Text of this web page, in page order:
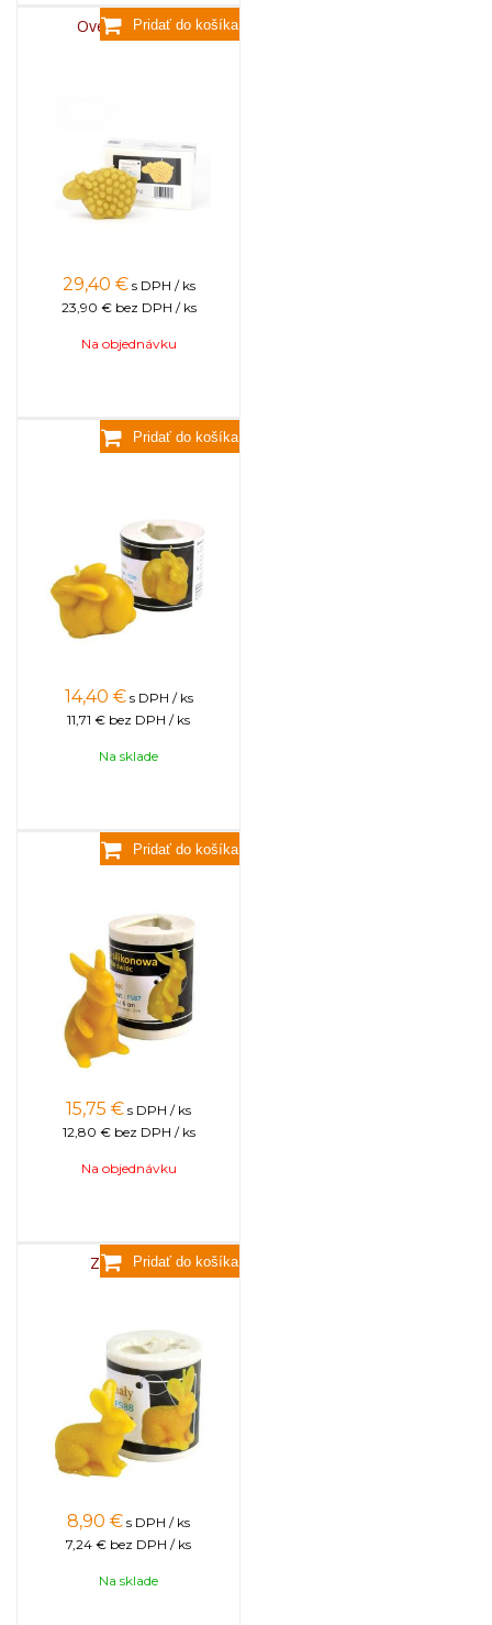
Ovečka plochá
29,40 € s DPH / ks
23,90 € bez DPH / ks
Na objednávku
Králik
14,40 € s DPH / ks
11,71 € bez DPH / ks
Na sklade
Zajac
15,75 € s DPH / ks
12,80 € bez DPH / ks
Na objednávku
Zajac malý
8,90 € s DPH / ks
7,24 € bez DPH / ks
Na sklade